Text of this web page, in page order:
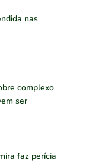
nas
complexo
ser
faz perícia